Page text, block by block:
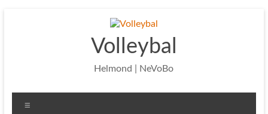
Volleybal
Helmond | NeVoBo